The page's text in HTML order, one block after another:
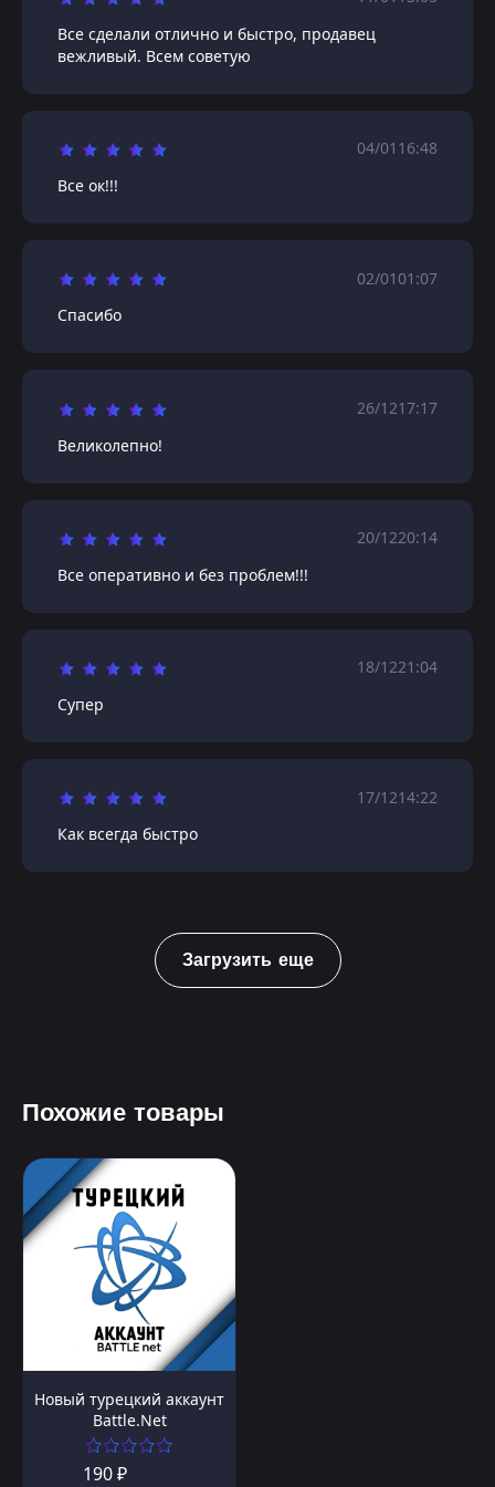
Все сделали отлично и быстро, продавец
вежливый. Всем советую
04/01 16:48
Все ок!!!
02/0101:07
Спасибо
26/1217:17
Великолепно!
20/1220:14
Все оперативно и без проблем!!!
18/1221:04
Супер
17/1214:22
Как всегда быстро
Загрузить еще
Похожие товары
Новый турецкий аккаунт
Battle.Net
190 ₽